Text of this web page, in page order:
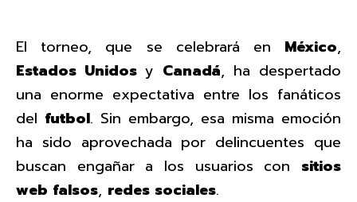
El torneo, que se celebrará en México,
Estados Unidos y Canadá, ha despertado
una enorme expectativa entre los fanáticos
del futbol. Sin embargo, esa misma emoción
ha sido aprovechada por delincuentes que
buscan engañar a los usuarios con sitios
web falsos, redes sociales.